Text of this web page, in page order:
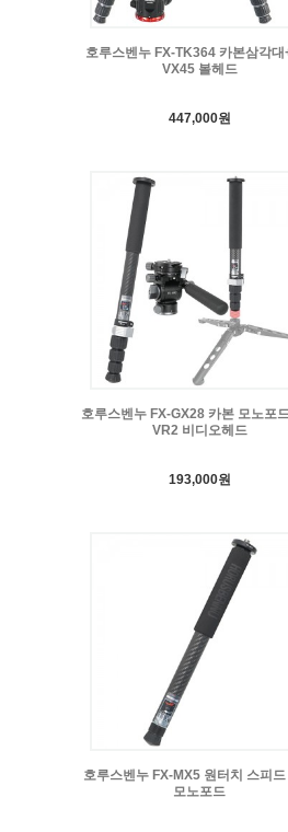
호루스벤누 FX-TK364 카본삼각대
VX45 볼헤드
447,000원
호루스벤누 FX-GX28 카본 모노포
VR2 비디오헤드
193,000원
호루스벤누 FX-MX5 원터치 스피
모노포드